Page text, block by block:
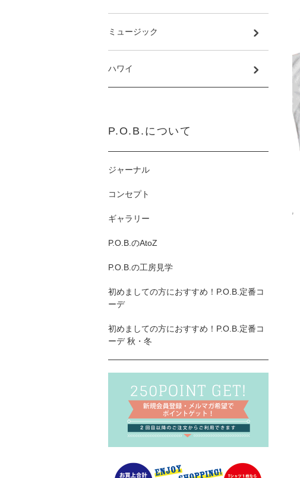
ミュージック
ハワイ
P.O.B.について
ジャーナル
コンセプト
ギャラリー
P.O.B.のAtoZ
P.O.B.の工房見学
初めましての方におすすめ！P.O.B.定番コ
ーデ
初めましての方におすすめ！P.O.B.定番コ
ーデ 秋・冬